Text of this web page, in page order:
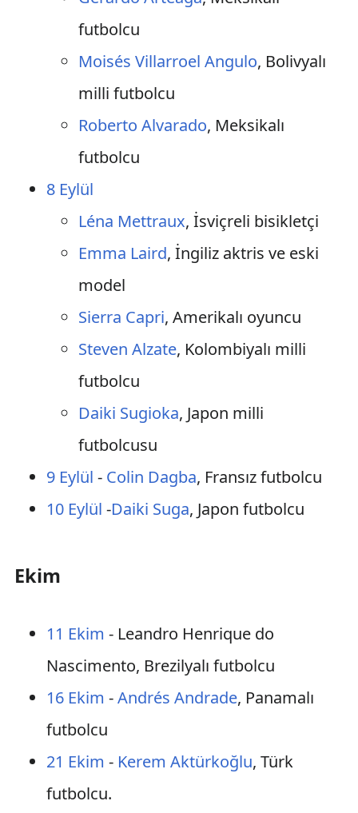
futbolcu
Moisés Villarroel Angulo, Bolivyalı
milli futbolcu
Roberto Alvarado, Meksikalı
futbolcu
8 Eylül
Léna Mettraux, İsviçreli bisikletçi
Emma Laird, İngiliz aktris ve eski
model
Sierra Capri, Amerikalı oyuncu
Steven Alzate, Kolombiyalı milli
futbolcu
Daiki Sugioka, Japon milli
futbolcusu
9 Eylül - Colin Dagba, Fransız futbolcu
10 Eylül -Daiki Suga, Japon futbolcu
Ekim
11 Ekim - Leandro Henrique do
Nascimento, Brezilyalı futbolcu
16 Ekim -Andrés Andrade, Panamalı
futbolcu
21 Ekim - Kerem Aktürkoğlu, Türk
futbolcu.